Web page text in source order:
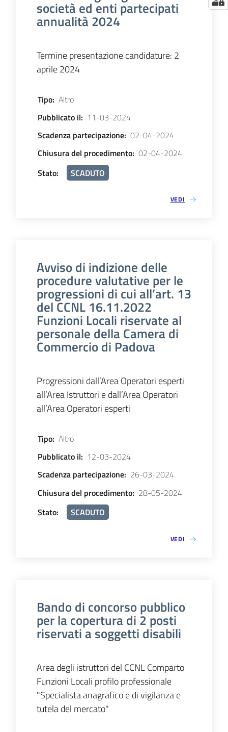
società ed enti partecipati
annualità 2024
Termine presentazione candidature: 2
aprile 2024
Tipo: Altro
Pubblicato il: 11-03-2024
Scadenza partecipazione: 02-04-2024
Chiusura del procedimento: 02-04-2024
Stato: SCADUTO
VEDI
Avviso di indizione delle
procedure valutative per le
progressioni di cui all’art. 13
del CCNL 16.11.2022
Funzioni Locali riservate al
personale della Camera di
Commercio di Padova
Progressioni dall’Area Operatori esperti
all’Area Istruttori e dall’Area Operatori
all’Area Operatori esperti
Tipo: Altro
Pubblicato il: 12-03-2024
Scadenza partecipazione: 26-03-2024
Chiusura del procedimento: 28-05-2024
Stato: SCADUTO
VEDI
Bando di concorso pubblico
per la copertura di 2 posti
riservati a soggetti disabili
Area degli istruttori del CCNL Comparto
Funzioni Locali profilo professionale
"Specialista anagrafico e di vigilanza e
tutela del mercato"